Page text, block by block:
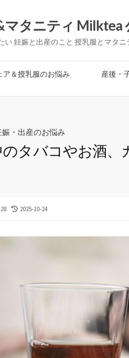
マタニティ Milktea
い 妊娠と出産のこと 授乳服とマタ
ア＆授乳服のお悩み 産後・
娠・出産のお悩み
のタバコやお酒、
最
新
2025-10-24